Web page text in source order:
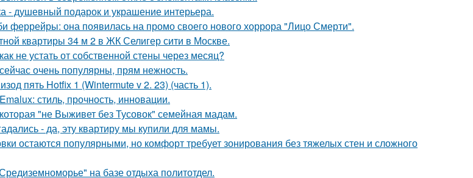
- душевный подарок и украшение интерьера.
феррейры: она появилась на промо своего нового хоррора "Лицо Смерти".
квартиры 34 м 2 в ЖК Селигер сити в Москве.
не устать от собственной стены через месяц?
очень популярны, прям нежность.
пять Hotfix 1 (Wintermute v 2. 23) (часть 1).
стиль, прочность, инновации.
"не Выживет без Тусовок" семейная мадам.
- да, эту квартиру мы купили для мамы.
остаются популярными, но комфорт требует зонирования без тяжелых стен и сложного
на базе отдыха политотдел.